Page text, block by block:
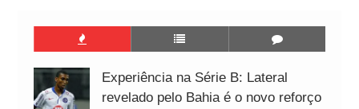
Experiência na Série B: Lateral
revelado pelo Bahia é o novo reforço